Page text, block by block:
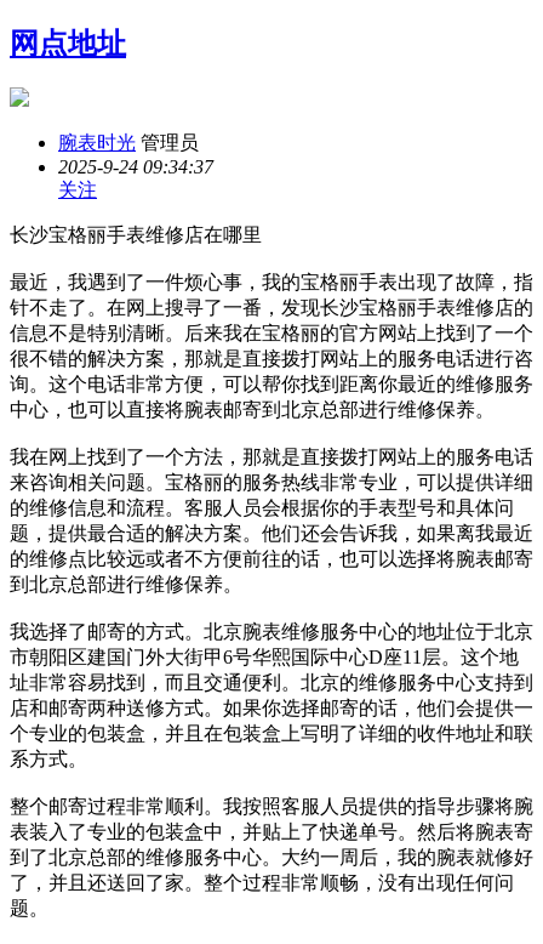
网点地址
腕表时光 管理员
2025-9-24 09:34:37
关注
长沙宝格丽手表维修店在哪里
最近，我遇到了一件烦心事，我的宝格丽手表出现了故障，指
针不走了。在网上搜寻了一番，发现长沙宝格丽手表维修店的
信息不是特别清晰。后来我在宝格丽的官方网站上找到了一个
很不错的解决方案，那就是直接拨打网站上的服务电话进行咨
询。这个电话非常方便，可以帮你找到距离你最近的维修服务
中心，也可以直接将腕表邮寄到北京总部进行维修保养。
我在网上找到了一个方法，那就是直接拨打网站上的服务电话
来咨询相关问题。宝格丽的服务热线非常专业，可以提供详细
的维修信息和流程。客服人员会根据你的手表型号和具体问
题，提供最合适的解决方案。他们还会告诉我，如果离我最近
的维修点比较远或者不方便前往的话，也可以选择将腕表邮寄
到北京总部进行维修保养。
我选择了邮寄的方式。北京腕表维修服务中心的地址位于北京
市朝阳区建国门外大街甲6号华熙国际中心D座11层。这个地
址非常容易找到，而且交通便利。北京的维修服务中心支持到
店和邮寄两种送修方式。如果你选择邮寄的话，他们会提供一
个专业的包装盒，并且在包装盒上写明了详细的收件地址和联
系方式。
整个邮寄过程非常顺利。我按照客服人员提供的指导步骤将腕
表装入了专业的包装盒中，并贴上了快递单号。然后将腕表寄
到了北京总部的维修服务中心。大约一周后，我的腕表就修好
了，并且还送回了家。整个过程非常顺畅，没有出现任何问
题。